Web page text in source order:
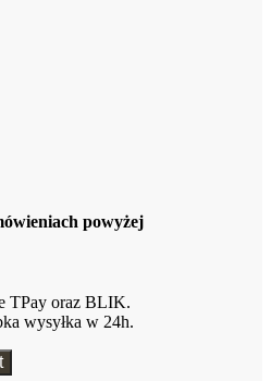
powyżej
TPay oraz BLIK.
wysyłka w 24h.